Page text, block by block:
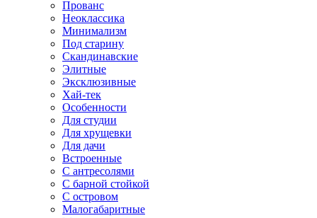
Прованс
Неоклассика
Минимализм
Под старину
Скандинавские
Элитные
Эксклюзивные
Хай-тек
Особенности
Для студии
Для хрущевки
Для дачи
Встроенные
С антресолями
С барной стойкой
С островом
Малогабаритные